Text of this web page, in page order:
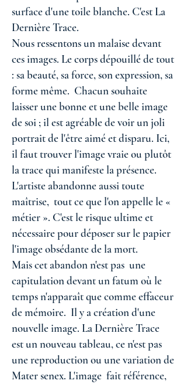
surface d'une toile blanche. C'est La
Dernière Trace.
Nous ressentons un malaise devant
ces images. Le corps dépouillé de tout
: sa beauté, sa force, son expression, sa
forme même. Chacun souhaite
laisser une bonne et une belle image
de soi ; il est agréable de voir un joli
portrait de l'être aimé et disparu. Ici,
il faut trouver l'image vraie ou plutôt
la trace qui manifeste la présence.
L'artiste abandonne aussi toute
maîtrise, tout ce que l'on appelle le «
métier ». C'est le risque ultime et
nécessaire pour déposer sur le papier
l'image obsédante de la mort.
Mais cet abandon n'est pas une
capitulation devant un fatum où le
temps n'apparaît que comme effaceur
de mémoire. Il y a création d'une
nouvelle image. La Dernière Trace
est un nouveau tableau, ce n'est pas
une reproduction ou une variation de
Mater senex. L'image fait référence,